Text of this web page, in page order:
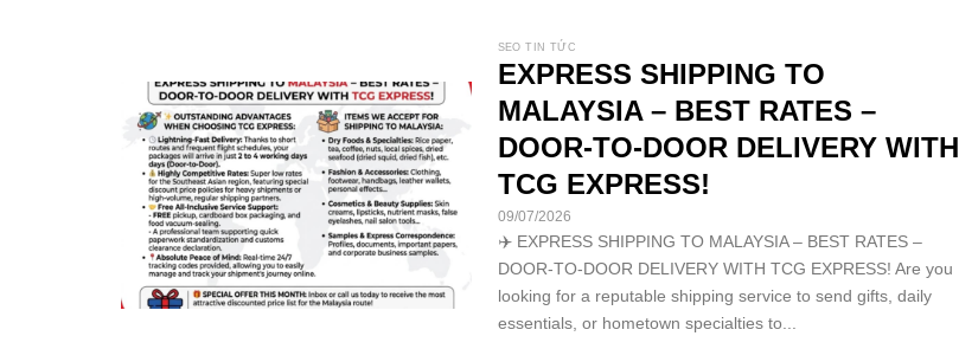
SEO TIN TỨC
EXPRESS SHIPPING TO
MALAYSIA – BEST RATES –
DOOR-TO-DOOR DELIVERY WITH
TCG EXPRESS!
09/07/2026
✈️ EXPRESS SHIPPING TO MALAYSIA – BEST RATES –
DOOR-TO-DOOR DELIVERY WITH TCG EXPRESS! Are you
looking for a reputable shipping service to send gifts, daily
essentials, or hometown specialties to...